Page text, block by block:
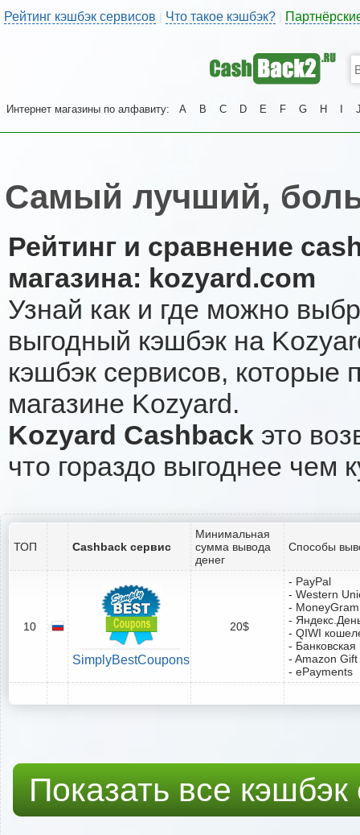
Рейтинг кэшбэк сервисов | Что такое кэшбэк?
Интернет магазины по алфавиту: A B C D E F G H
Самый лучший,
Рейтинг и сравнение
магазина: kozyard.com
Узнай как и где можно
выгодный кэшбэк на
кэшбэк сервисов, которые
магазине Kozyard.
Kozyard Cashback это
что гораздо выгоднее чем
ТОП Cashback сервис
Минимальная
сумма вывода
денег
Способы
10
SimplyBestCoupons
20$
- PayPal
- Western
- MoneyGram
-
- QIWI
-
- Amazon
- ePayments
Показать все